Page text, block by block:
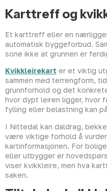
Karttreff og
Et karttreff eller en
automatisk byggeforbud.
sone ikke at grunnen er
Kvikkleirekart er et viktig
sammen med terrengform,
grunnforhold og det
hvor dypt leiren ligger, hvor
fylling eller belastning kan
I Nittedal kan daldrag,
være viktige forhold å
kartinformasjonen. For
eller utbygger er
viser kvikkleire, men hva
saken.